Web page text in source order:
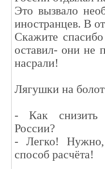
Это вызвало
иностранцев. В
Скажите
оставил- они не
насрали!
Лягушки на
- Как снизить
России?
- Легко! Нужно,
способ расчёта!